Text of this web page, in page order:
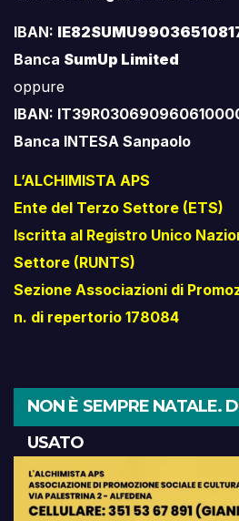
IBAN:
Banca SumUp Limited
oppure
IBAN:
Banca INTESA Sanpaolo
L’ALCHIMISTA APS
Ente del Terzo Settore (ETS)
Iscritta al Registro Unico
Settore (RUNTS)
Sezione Associazioni di
n. di repertorio 178084
NON È SEMPRE NATALE.
USATO